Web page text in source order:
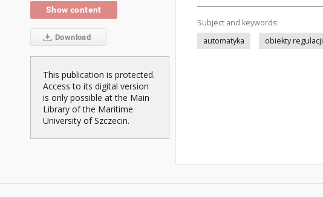
Show content
Download
This publication is protected.
Access to its digital version
is only possible at the Main
Library of the Maritime
University of Szczecin.
Subject and keywords:
automatyka
obiekty regulacji